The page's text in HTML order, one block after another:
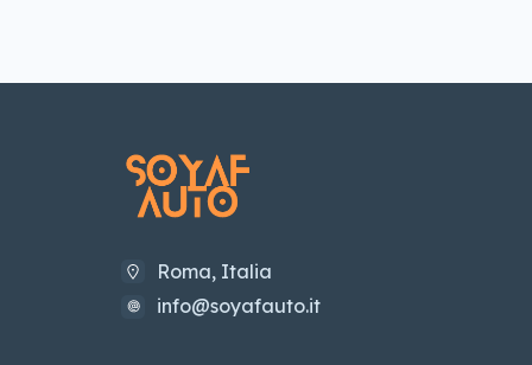
Roma, Italia
info@soyafauto.it